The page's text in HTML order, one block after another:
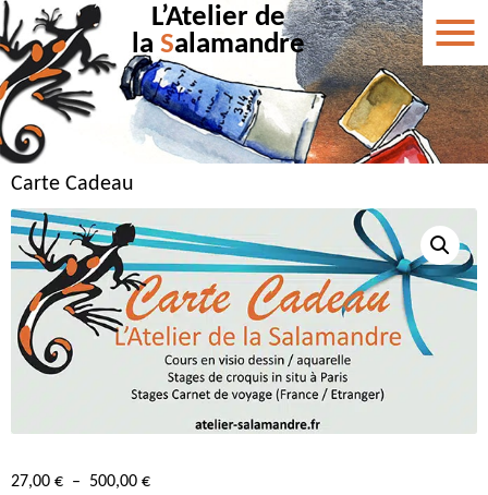
L’Atelier de
la Salamandre
Carte Cadeau
27,00 € – 500,00 €Plage